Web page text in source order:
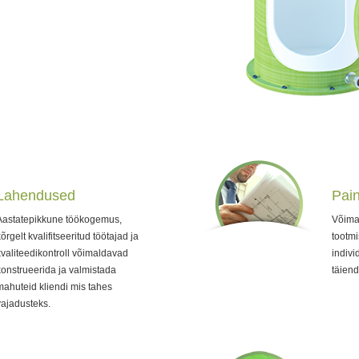
töökogemus,
kvalifitseeritud töötajad ja
võimaldavad
ja valmistada
kliendi mis tahes